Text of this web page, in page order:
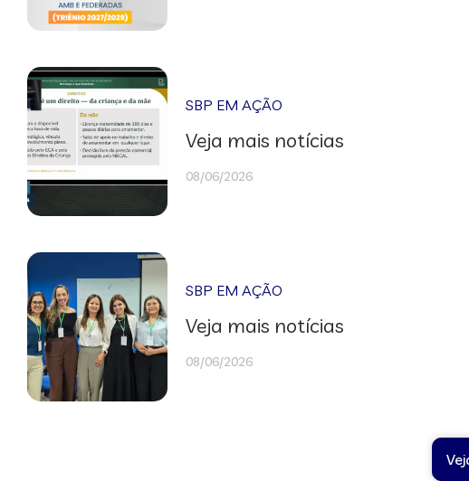
SBP EM AÇÃO
Veja mais notícias
08/06/2026
SBP EM AÇÃO
Veja mais notícias
08/06/2026